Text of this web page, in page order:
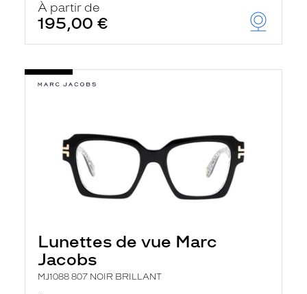
À partir de
195,00 €
Lunettes de vue Marc
Jacobs
MJ1088 807 NOIR BRILLANT